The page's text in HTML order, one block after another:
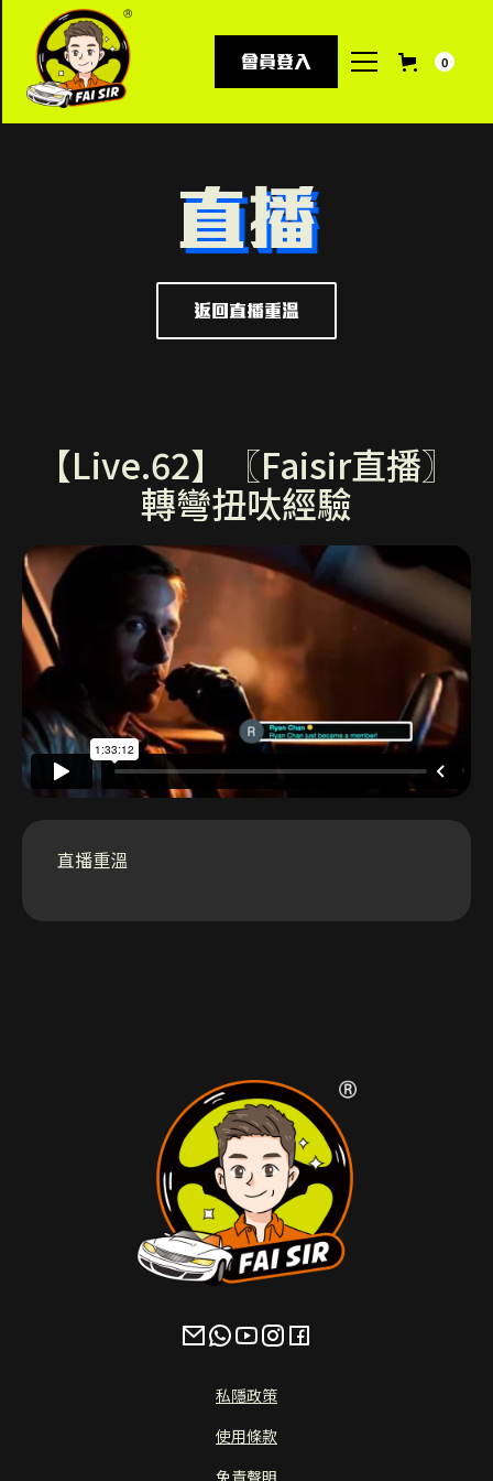
會員登入 0
直播
返回直播重溫
【Live.62】〖Faisir直播〗
轉彎扭呔經驗
直播重溫
私隱政策
使用條款
免責聲明